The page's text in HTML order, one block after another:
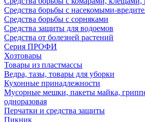
Средства борьбы с насекомыми-
Средства борьбы с сорняками
Средства защиты для водоемов
Средства от болезней растений
Серия ПРОФИ
Хозтовары
Товары из пластмассы
Ведра, тазы, товары для уборки
Кухонные принадлежности
Мусорные мешки, пакеты майка,
одноразовая
Перчатки и средства защиты
Пикник